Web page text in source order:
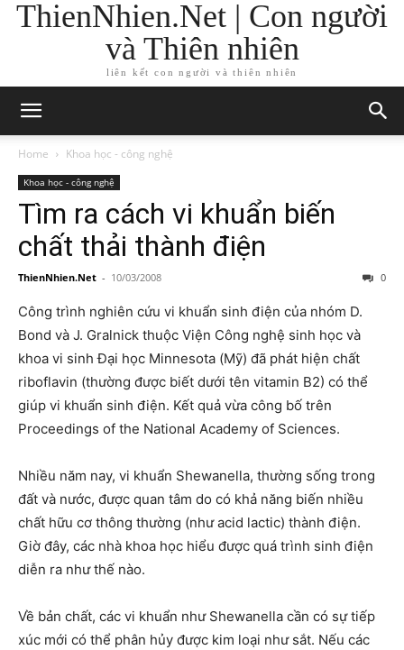
ThienNhien.Net | Con người
và Thiên nhiên
liên kết con người và thiên nhiên
Home Khoa học - công nghệ
Khoa học - công nghệ
Tìm ra cách vi khuẩn biến
chất thải thành điện
ThienNhien.Net - 10/03/2008 0
Công trình nghiên cứu vi khuẩn sinh điện của nhóm D.
Bond và J. Gralnick thuộc Viện Công nghệ sinh học và
khoa vi sinh Đại học Minnesota (Mỹ) đã phát hiện chất
riboflavin (thường được biết dưới tên vitamin B2) có thể
giúp vi khuẩn sinh điện. Kết quả vừa công bố trên
Proceedings of the National Academy of Sciences.
Nhiều năm nay, vi khuẩn Shewanella, thường sống trong
đất và nước, được quan tâm do có khả năng biến nhiều
chất hữu cơ thông thường (như acid lactic) thành điện.
Giờ đây, các nhà khoa học hiểu được quá trình sinh điện
diễn ra như thế nào.
Về bản chất, các vi khuẩn như Shewanella cần có sự tiếp
xúc mới có thể phân hủy được kim loại như sắt. Nếu các